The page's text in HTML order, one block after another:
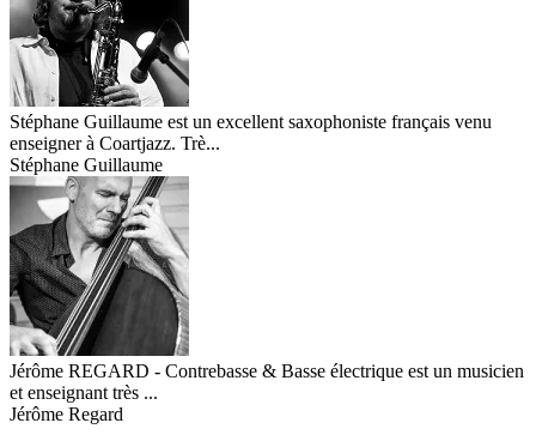
Stéphane Guillaume est un excellent saxophoniste français venu
enseigner à Coartjazz. Trè...
Stéphane Guillaume
Jérôme REGARD - Contrebasse & Basse électrique est un musicien
et enseignant très ...
Jérôme Regard